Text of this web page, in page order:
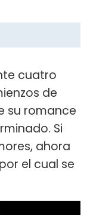
cuatro
de
su romance
Si
ahora
el cual se